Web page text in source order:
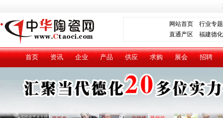
网站首页
行业专题
直通产区 福建德化
首页 资讯 企业 产品 供应 求购 展会 招聘